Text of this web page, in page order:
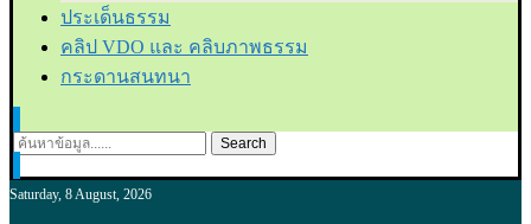
ประเด็นธรรม
คลิป VDO และ คลิบภาพธรรม
กระดานสนทนา
Search
Saturday, 8 August, 2026